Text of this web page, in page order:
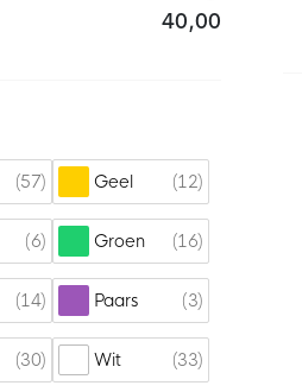
40,00
57 Geel 12
6 Groen 16
14 Paars 3
30 Wit 33